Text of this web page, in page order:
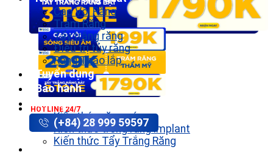
HOTLINE 24/7
(+84) 28 999 59597
Cạo Vôi Răng
Trám Răng
Tẩy trắng răng
Điều trị tủy răng
Răng Tháo lắp
Tuyển dụng
Bảo hành
Kiến thức răng sứ
Kiến thức trồng răng implant
Kiến thức Tẩy Trắng Răng